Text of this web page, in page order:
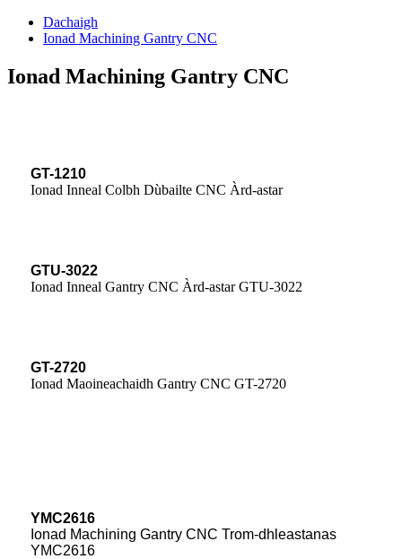
Dachaigh
Ionad Machining Gantry CNC
Ionad Machining Gantry CNC
GT-1210
Ionad Inneal Colbh Dùbailte CNC Àrd-astar
GTU-3022
Ionad Inneal Gantry CNC Àrd-astar GTU-3022
GT-2720
Ionad Maoineachaidh Gantry CNC GT-2720
YMC2616
Ionad Machining Gantry CNC Trom-dhleastanas
YMC2616